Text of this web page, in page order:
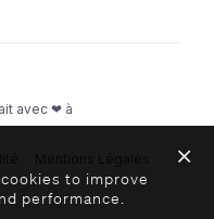
avec ❤ à
to improve
performance.